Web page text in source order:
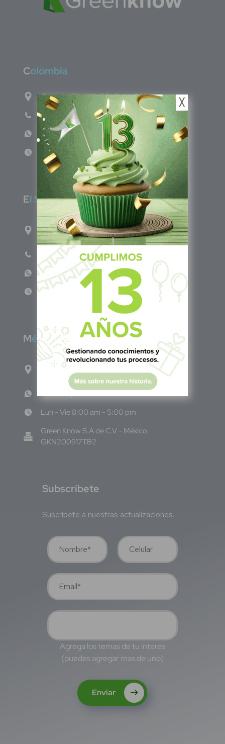
Colombia
Carrera 47A #95-56 oficina 305.
Teléfono: (601) 757 0706
WhatsApp: +57 317 465 1554
Lun - Vie 8:00am - 5:00pm
El Salvador
1ro Cll Pte, y 61 Av Nte, #3206, Local 9, San
Salvador Centro
Teléfono: +503 6986 1402
WhatsApp: +503 7687 3923
Lun - Vie 8:00am - 5:00pm
México
Calle Pitágoras 234, Col. Narvarte Poniente,
Alcaldía Benito Juárez, C.P. 03020, CDMX
WhatsApp: +52 33 140 76342
Lun - Vie 8:00 am - 5:00 pm
Green Know S.A de C.V - México
GKN200917TB2
Subscríbete
Suscríbete a nuestras actualizaciones.
Agrega los temas de tu interes
(puedes agregar mas de uno)
Enviar
╳